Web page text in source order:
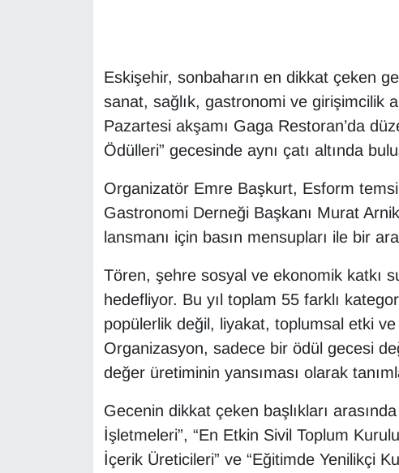
Eskişehir, sonbaharın en dikkat çeken
sanat, sağlık, gastronomi ve girişimcilik
Pazartesi akşamı Gaga Restoran’da
Ödülleri” gecesinde aynı çatı altında
Organizatör Emre Başkurt, Esform
Gastronomi Derneği Başkanı Murat
lansmanı için basın mensupları ile bir
Tören, şehre sosyal ve ekonomik katkı
hedefliyor. Bu yıl toplam 55 farklı
popülerlik değil, liyakat, toplumsal etki
Organizasyon, sadece bir ödül gecesi
değer üretiminin yansıması olarak
Gecenin dikkat çeken başlıkları
İşletmeleri”, “En Etkin Sivil Toplum
İçerik Üreticileri” ve “Eğitimde Yenilikçi